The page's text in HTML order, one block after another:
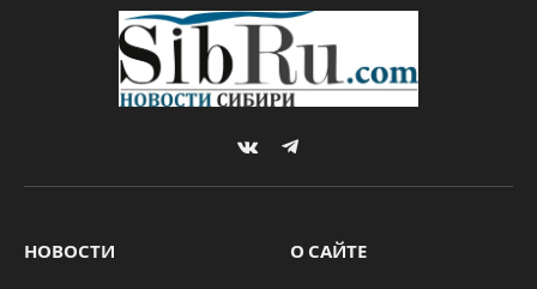
VKontakteTelegram
НОВОСТИ О САЙТЕ